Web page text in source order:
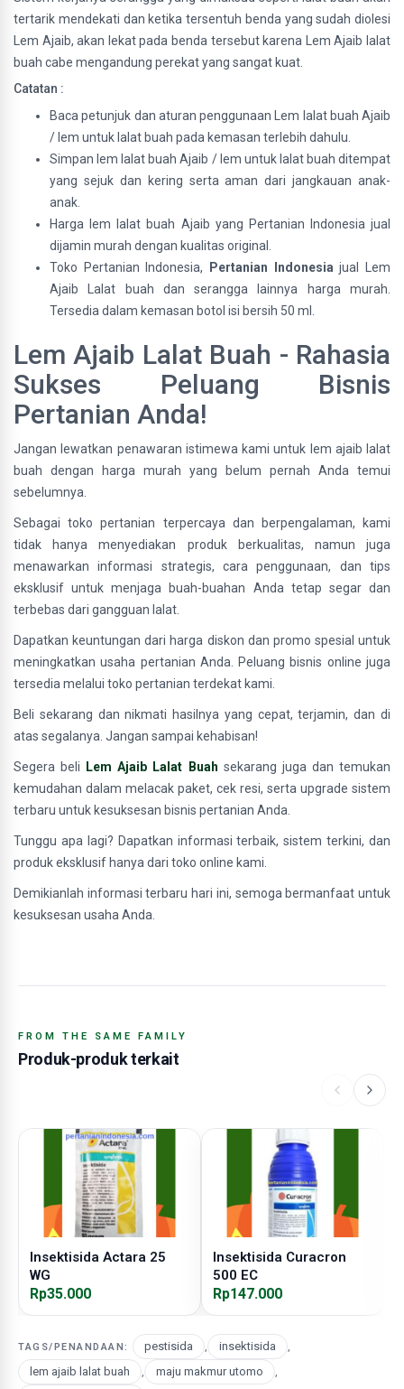
tertarik mendekati dan ketika tersentuh benda yang sudah diolesi
Lem Ajaib, akan lekat pada benda tersebut karena Lem Ajaib lalat
buah cabe mengandung perekat yang sangat kuat.
Catatan :
Baca petunjuk dan aturan penggunaan Lem lalat buah Ajaib
/ lem untuk lalat buah pada kemasan terlebih dahulu.
Simpan lem lalat buah Ajaib / lem untuk lalat buah ditempat
yang sejuk dan kering serta aman dari jangkauan anak-
anak.
Harga lem lalat buah Ajaib yang Pertanian Indonesia jual
dijamin murah dengan kualitas original.
Toko Pertanian Indonesia,
Pertanian Indonesia jual Lem
Ajaib Lalat buah dan serangga lainnya harga murah.
Tersedia dalam kemasan botol isi bersih 50 ml.
Lem Ajaib Lalat Buah - Rahasia
Sukses Peluang Bisnis
Pertanian Anda!
Jangan lewatkan penawaran istimewa kami untuk lem ajaib lalat
buah dengan harga murah yang belum pernah Anda temui
sebelumnya.
Sebagai toko pertanian terpercaya dan berpengalaman, kami
tidak hanya menyediakan produk berkualitas, namun juga
menawarkan informasi strategis, cara penggunaan, dan tips
eksklusif untuk menjaga buah-buahan Anda tetap segar dan
terbebas dari gangguan lalat.
Dapatkan keuntungan dari harga diskon dan promo spesial untuk
meningkatkan usaha pertanian Anda. Peluang bisnis online juga
tersedia melalui toko pertanian terdekat kami.
Beli sekarang dan nikmati hasilnya yang cepat, terjamin, dan di
atas segalanya. Jangan sampai kehabisan!
Segera beli Lem Ajaib Lalat Buah sekarang juga dan temukan
kemudahan dalam melacak paket, cek resi, serta upgrade sistem
terbaru untuk kesuksesan bisnis pertanian Anda.
Tunggu apa lagi? Dapatkan informasi terbaik, sistem terkini, dan
produk eksklusif hanya dari toko online kami.
Demikianlah informasi terbaru hari ini, semoga bermanfaat untuk
kesuksesan usaha Anda.
FROM THE SAME FAMILY
Produk-produk terkait
Insektisida Actara 25
WG
Rp35.000
Insektisida Curacron
500 EC
Rp147.000
TAGS/PENANDAAN: pestisida , insektisida
,
lem ajaib lalat buah
, maju makmur utomo
,